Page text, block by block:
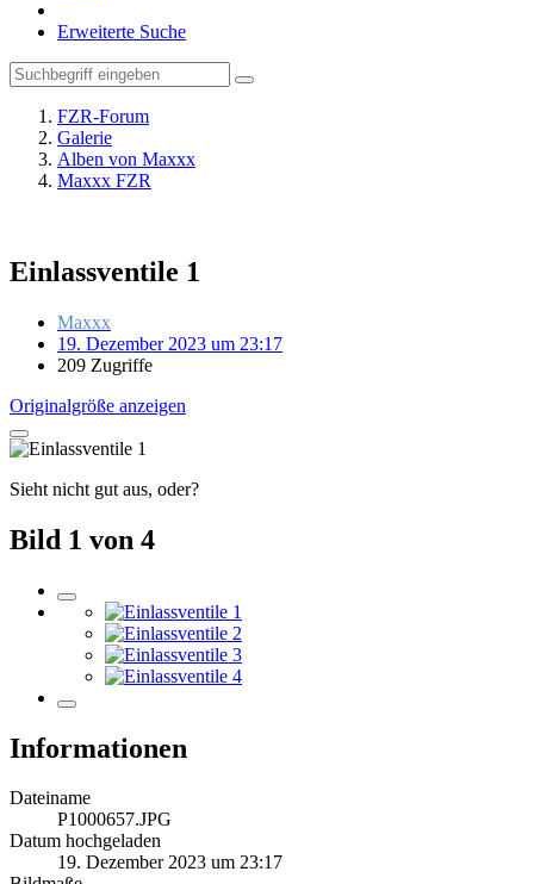
Erweiterte Suche
FZR-Forum
Galerie
Alben von Maxxx
Maxxx FZR
Einlassventile 1
Maxxx
19. Dezember 2023 um 23:17
209 Zugriffe
Originalgröße anzeigen
Sieht nicht gut aus, oder?
Bild 1 von 4
Informationen
Dateiname
P1000657.JPG
Datum hochgeladen
19. Dezember 2023 um 23:17